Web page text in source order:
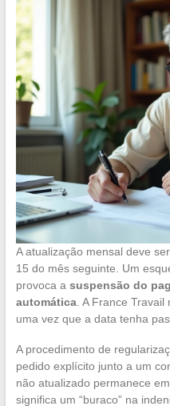
A atualização mensal deve
15 do mês seguinte. Um
provoca a suspensão do
automática. A France Travail
uma vez que a data tenha
A procedimento de
pedido explícito junto a um
não atualizado permanece
significa um “buraco” na